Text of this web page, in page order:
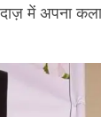
में अपना